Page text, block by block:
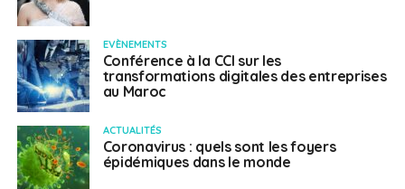
EVÈNEMENTS
Conférence à la CCI sur les
transformations digitales des entreprises
au Maroc
ACTUALITÉS
Coronavirus : quels sont les foyers
épidémiques dans le monde